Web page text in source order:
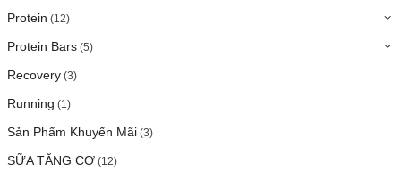
Protein (12)
Protein Bars (5)
Recovery (3)
Running (1)
Sản Phẩm Khuyến Mãi (3)
SỮA TĂNG CƠ (12)